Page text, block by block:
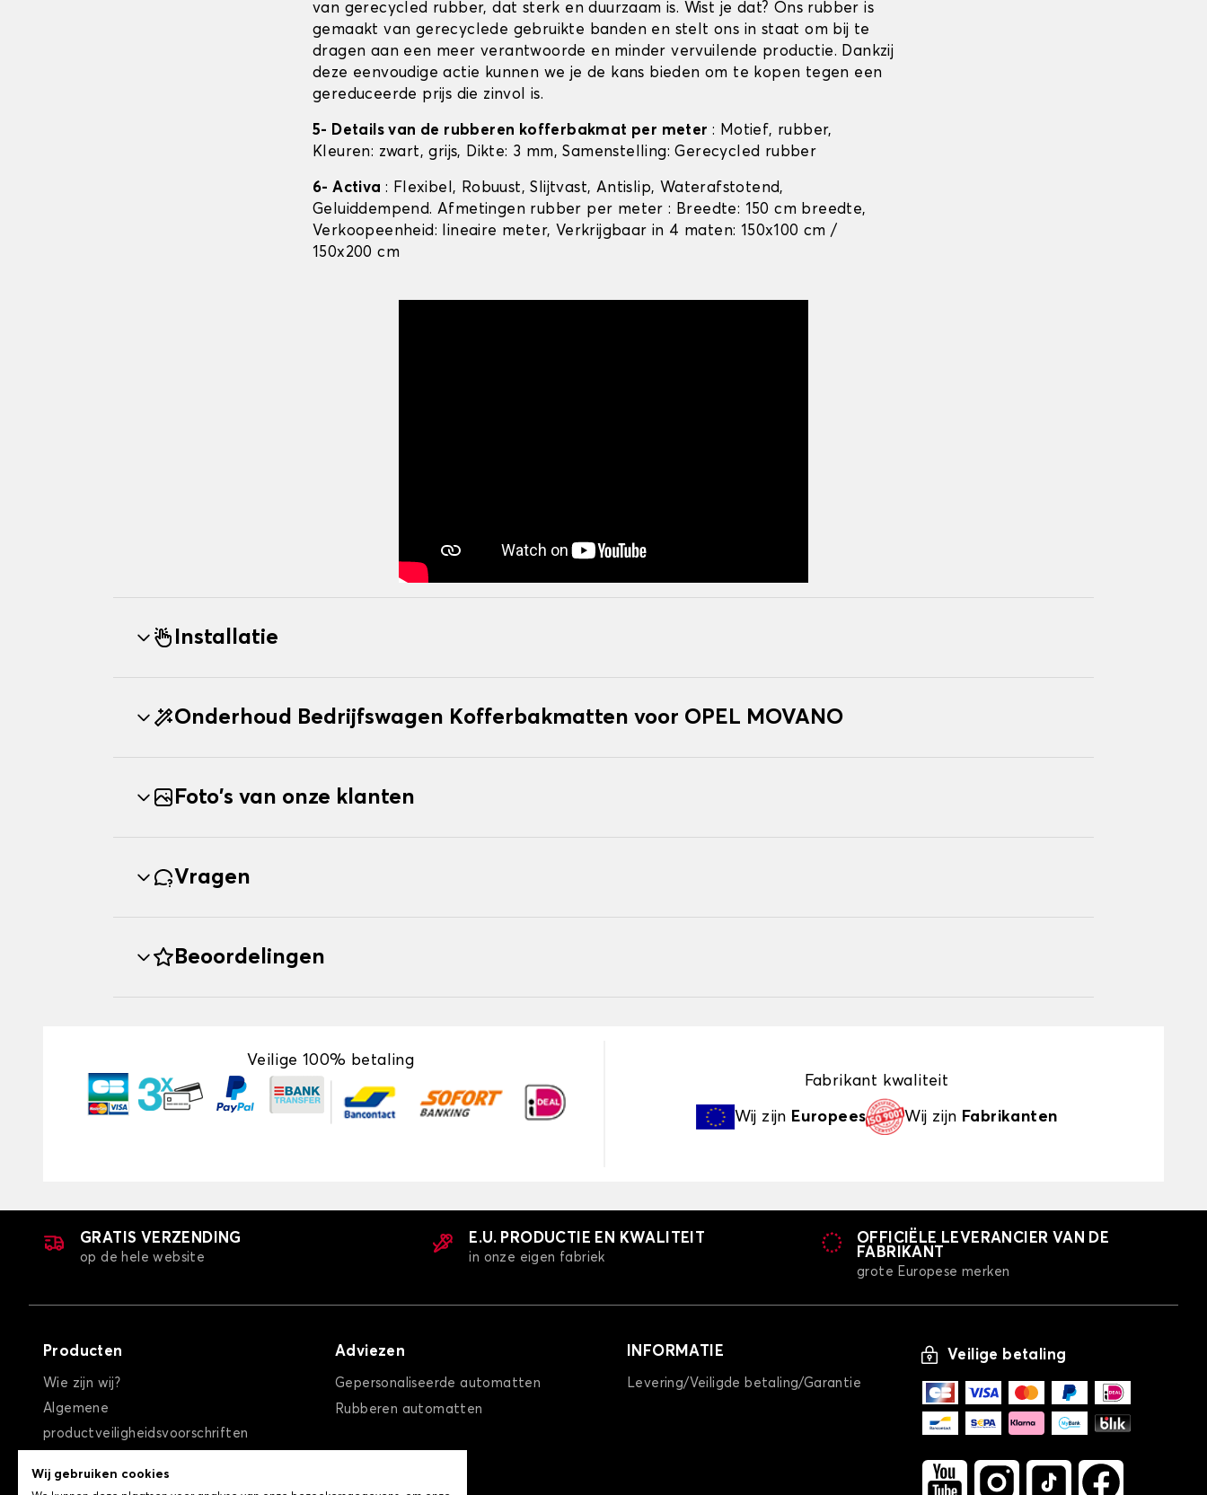
van gerecycled rubber, dat sterk en duurzaam is. Wist je dat? Ons rubber is
gemaakt van gerecyclede gebruikte banden en stelt ons in staat om bij te
dragen aan een meer verantwoorde en minder vervuilende productie. Dankzij
deze eenvoudige actie kunnen we je de kans bieden om te kopen tegen een
gereduceerde prijs die zinvol is.
5- Details van de rubberen kofferbakmat per meter : Motief, rubber,
Kleuren: zwart, grijs, Dikte: 3 mm, Samenstelling: Gerecycled rubber
6- Activa : Flexibel, Robuust, Slijtvast, Antislip, Waterafstotend,
Geluiddempend. Afmetingen rubber per meter : Breedte: 150 cm breedte,
Verkoopeenheid: lineaire meter, Verkrijgbaar in 4 maten: 150x100 cm /
150x200 cm
Installatie
Onderhoud Bedrijfswagen Kofferbakmatten voor OPEL MOVANO
Foto's van onze klanten
Vragen
Beoordelingen
Veilige 100% betaling
Fabrikant kwaliteit
Wij zijn Europees Wij zijn Fabrikanten
GRATIS VERZENDING
op de hele website
E.U. PRODUCTIE EN KWALITEIT
in onze eigen fabriek
OFFICIËLE LEVERANCIER VAN DE
FABRIKANT
grote Europese merken
Producten
Wie zijn wij?
Algemene
productveiligheidsvoorschriften
Adviezen
Gepersonaliseerde automatten
Rubberen automatten
INFORMATIE
Levering/Veiligde betaling/Garantie
Veilige betaling
Wij gebruiken cookies